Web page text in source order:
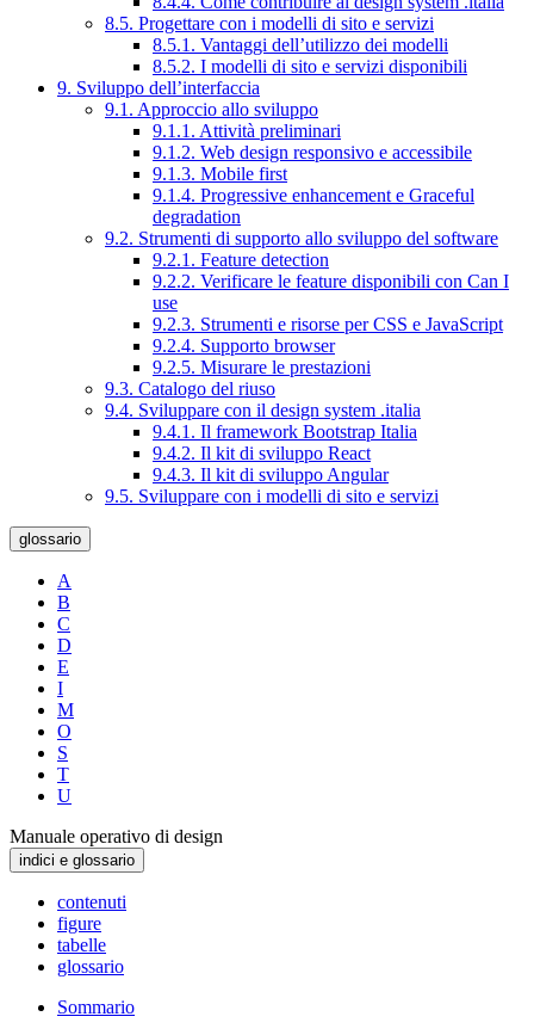
8.5. Progettare con i modelli di sito e servizi
8.5.1. Vantaggi dell’utilizzo dei modelli
8.5.2. I modelli di sito e servizi disponibili
9. Sviluppo dell’interfaccia
9.1. Approccio allo sviluppo
9.1.1. Attività preliminari
9.1.2. Web design responsivo e accessibile
9.1.3. Mobile first
9.1.4. Progressive enhancement e Graceful
degradation
9.2. Strumenti di supporto allo sviluppo del software
9.2.1. Feature detection
9.2.2. Verificare le feature disponibili con Can I
use
9.2.3. Strumenti e risorse per CSS e JavaScript
9.2.4. Supporto browser
9.2.5. Misurare le prestazioni
9.3. Catalogo del riuso
9.4. Sviluppare con il design system .italia
9.4.1. Il framework Bootstrap Italia
9.4.2. Il kit di sviluppo React
9.4.3. Il kit di sviluppo Angular
9.5. Sviluppare con i modelli di sito e servizi
glossario
A
B
C
D
E
I
M
O
S
T
U
Manuale operativo di design
indici e glossario
contenuti
figure
tabelle
glossario
Sommario